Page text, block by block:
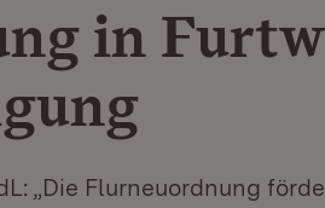
in
„Die Flurneuordnung